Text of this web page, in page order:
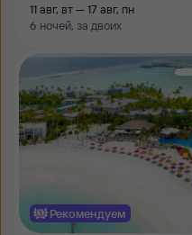
11 авг, вт — 17 авг, пн
6 ночей, за двоих
Рекомендуем